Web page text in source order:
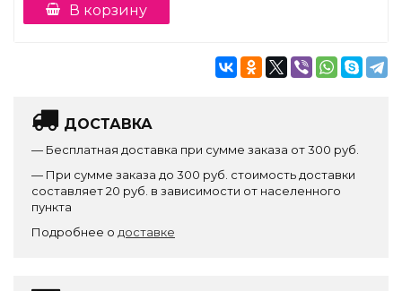
В корзину
ДОСТАВКА
— Бесплатная доставка при сумме заказа от 300 руб.
— При сумме заказа до 300 руб. стоимость доставки
составляет 20 руб. в зависимости от населенного
пункта
Подробнее о доставке